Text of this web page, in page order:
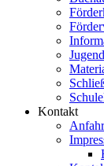
Kontakt